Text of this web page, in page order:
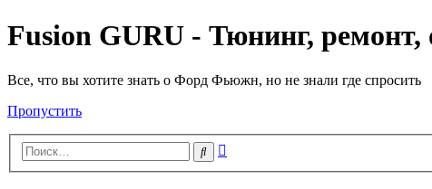
Fusion GURU - Тюнинг,
Все, что вы хотите знать о Форд Фьюжн, но не знали где спросить
Пропустить
Поиск